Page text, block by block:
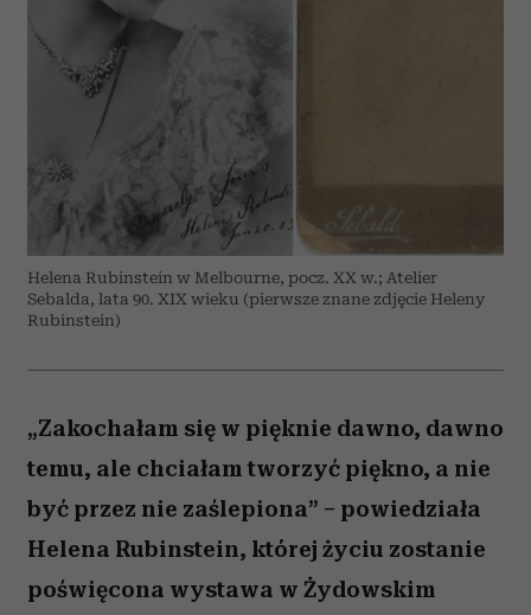
Helena Rubinstein w Melbourne, pocz. XX w.; Atelier
Sebalda, lata 90. XIX wieku (pierwsze znane zdjęcie Heleny
Rubinstein)
„Zakochałam się w pięknie dawno, dawno
temu, ale chciałam tworzyć piękno, a nie
być przez nie zaślepiona” – powiedziała
Helena Rubinstein, której życiu zostanie
poświęcona wystawa w Żydowskim